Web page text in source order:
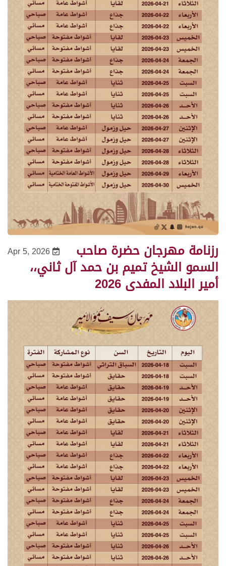
Apr 5, 2026 رزنامة مهرجان حضرة صاحب
السمو الشيخ تميم بن حمد آل ثاني،،
أمير البلاد المفدى 2026